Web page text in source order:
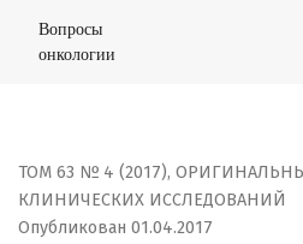
ДОЗОИНТЕНСИВНАЯ
Вопросы
онкологии
ТОМ 63 № 4 (2017),
КЛИНИЧЕСКИХ ИССЛЕДОВАНИЙ
Опубликован 01.04.2017